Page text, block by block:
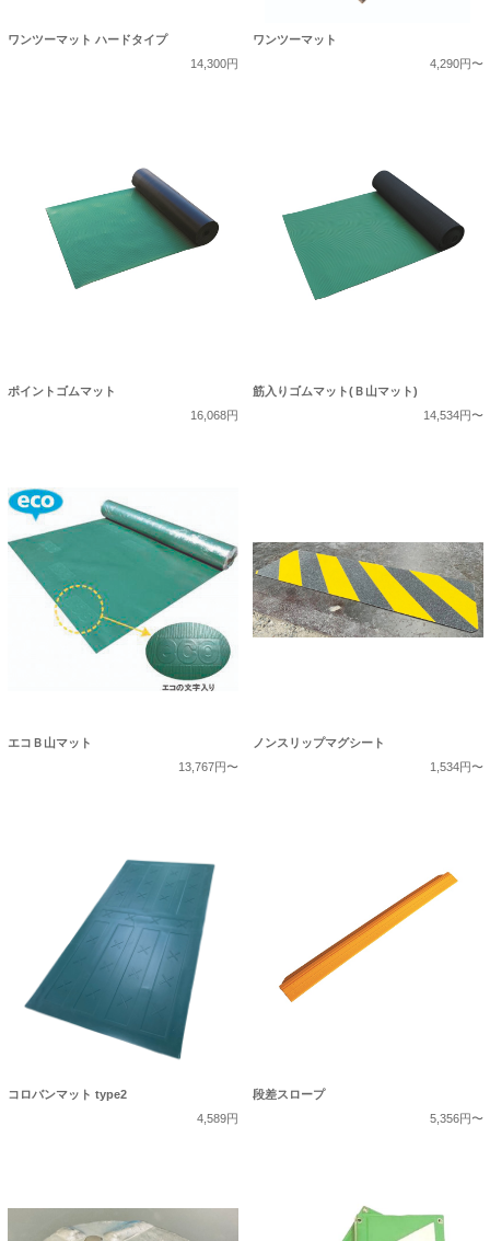
ワンツーマット ハードタイプ
14,300円
ワンツーマット
4,290円〜
ポイントゴムマット
16,068円
筋入りゴムマット(Ｂ山マット)
14,534円〜
エコＢ山マット
13,767円〜
ノンスリップマグシート
1,534円〜
コロバンマット type2
4,589円
段差スロープ
5,356円〜